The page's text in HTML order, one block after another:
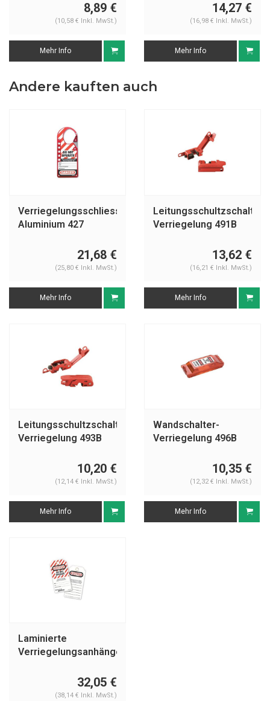
8,89 €
(10,58 € Inkl. MwSt.)
Mehr Info
14,27 €
(16,98 € Inkl. MwSt.)
Mehr Info
Andere kauften auch
Verriegelungsschliessbügel
Aluminium 427
21,68 €
(25,80 € Inkl. MwSt.)
Mehr Info
Leitungsschultzschalter-
Verriegelung 491B
13,62 €
(16,21 € Inkl. MwSt.)
Mehr Info
Leitungsschultzschalter-
Verriegelung 493B
10,20 €
(12,14 € Inkl. MwSt.)
Mehr Info
Wandschalter-
Verriegelung 496B
10,35 €
(12,32 € Inkl. MwSt.)
Mehr Info
Laminierte
Verriegelungsanhänger
32,05 €
(38,14 € Inkl. MwSt.)